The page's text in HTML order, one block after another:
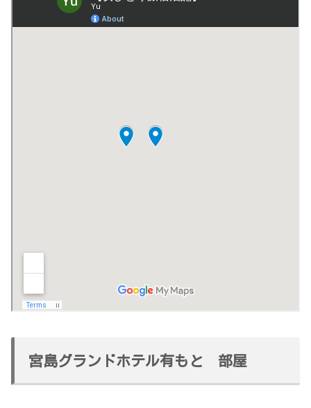
宮島グランドホテル有もと 部屋